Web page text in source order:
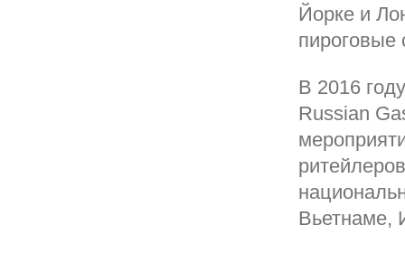
Йорке и
пироговые
В 2016
Russian
Вьетнаме,